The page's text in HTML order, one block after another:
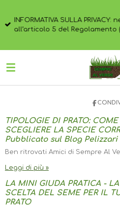
contenuto
INFORMATIVA SULLA
all’articolo 5 del Regolamento
TIPOLOGIE DI PRATO: COME
SCEGLIERE LA SPECIE
Pubblicato sul Blog Pelizzari
Ben ritrovati Amici di Sempre Al
Leggi di più »
LA MINI GIUDA PRATICA - LA
SCELTA DEL SEME PER IL
PRATO